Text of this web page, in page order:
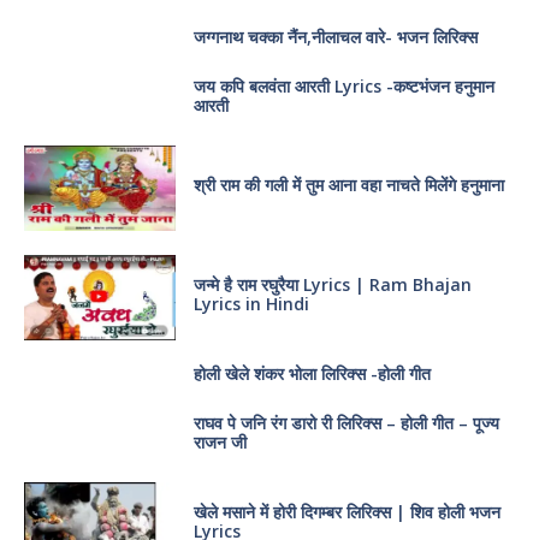
जग्गनाथ चक्का नैंन,नीलाचल वारे- भजन लिरिक्स
जय कपि बलवंता आरती Lyrics -कष्टभंजन हनुमान
आरती
श्री राम की गली में तुम आना वहा नाचते मिलेंगे हनुमाना
जन्मे है राम रघुरैया Lyrics | Ram Bhajan
Lyrics in Hindi
होली खेले शंकर भोला लिरिक्स -होली गीत
राघव पे जनि रंग डारो री लिरिक्स – होली गीत – पूज्य
राजन जी
खेले मसाने में होरी दिगम्बर लिरिक्स | शिव होली भजन
Lyrics